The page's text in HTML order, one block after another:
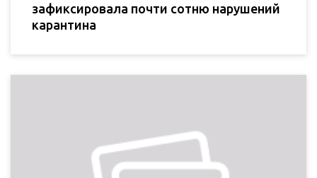
зафиксировала почти сотню нарушений
карантина